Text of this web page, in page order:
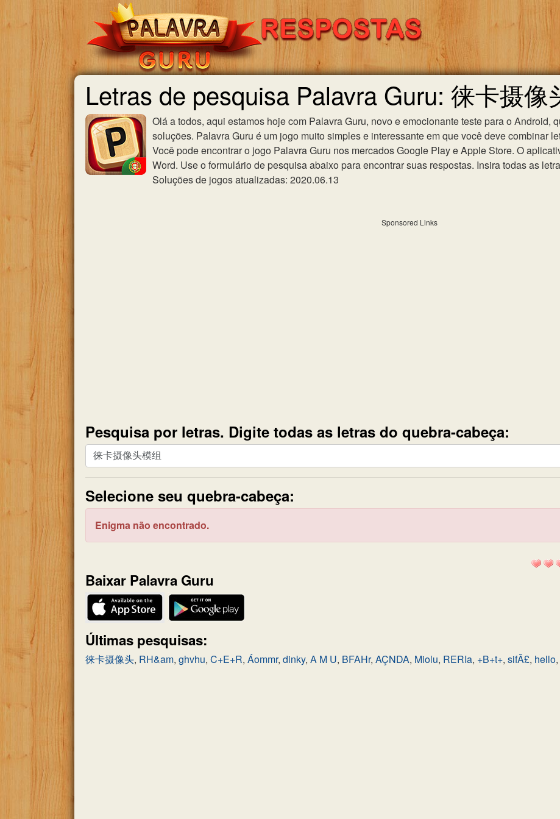
Letras de pesquisa Palavra Guru: 徕卡摄像
Olá a todos, aqui estamos hoje com Palavra Guru, novo e emocionante teste para o Android,
soluções. Palavra Guru é um jogo muito simples e interessante em que você deve combinar
Você pode encontrar o jogo Palavra Guru nos mercados Google Play e Apple Store. O
Word. Use o formulário de pesquisa abaixo para encontrar suas respostas. Insira todas as
Soluções de jogos atualizadas: 2020.06.13
Sponsored Links
Pesquisa por letras. Digite todas as letras do quebra-cabeça:
Pesquisa
por
letras.
Digite
todas
letras
cabeça:
Selecione seu quebra-cabeça:
Enigma não encontrado.
Baixar Palavra Guru
Últimas pesquisas:
徕卡摄像头, RH&am, ghvhu, C+E+R, Áommr, dinky, A M U, BFAHr, AÇNDA, Miolu, RERIa, +B+t+, sifÃ£, hello,